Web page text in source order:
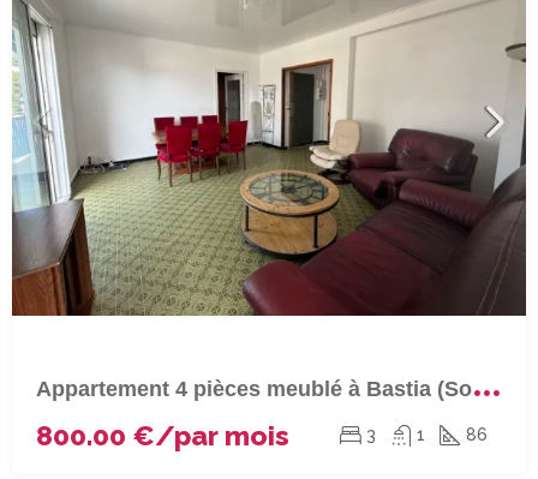
A
ppartement 4 pièces meublé à Bastia (Sortie sud)
800.00 €/par mois 3 1 86